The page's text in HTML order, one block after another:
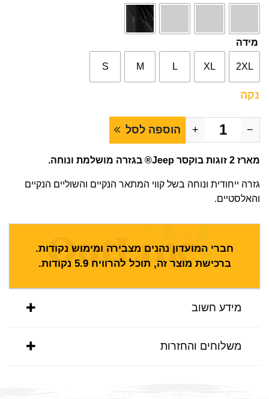
מידה
2XL
XL
L
M
S
נקה
−
+ הוספה לסל
מארז 2 זוגות בוקסר Jeep® בגזרה מושלמת ונוחה.
גזרה ייחודית ונוחה בשל קווי המתאר הנקיים והשוליים הנקיים
והאלסטיים.
חברי המועדון נהנים מצבירה ומימוש נקודות.
ברכישת מוצר זה, תוכל להרוויח5.9 נקודות.
מידע חשוב
משלוחים והחזרות